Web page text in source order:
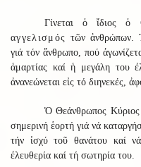
Γίνεται ὁ ἴδιος ὁ
αγγελισμός τῶν ἀνθρώπων.
γιά τόν ἄνθρωπο, πού
ἁμαρτίας καί ἡ μεγάλη του
ἀνανεώνεται εἰς τό διηνεκές,
Ὁ Θεάνθρωπος Κύριος
σημερινή ἑορτή γιά νά
τήν ἰσχύ τοῦ θανάτου καί
ἐλευθερία καί τή σωτηρία του.